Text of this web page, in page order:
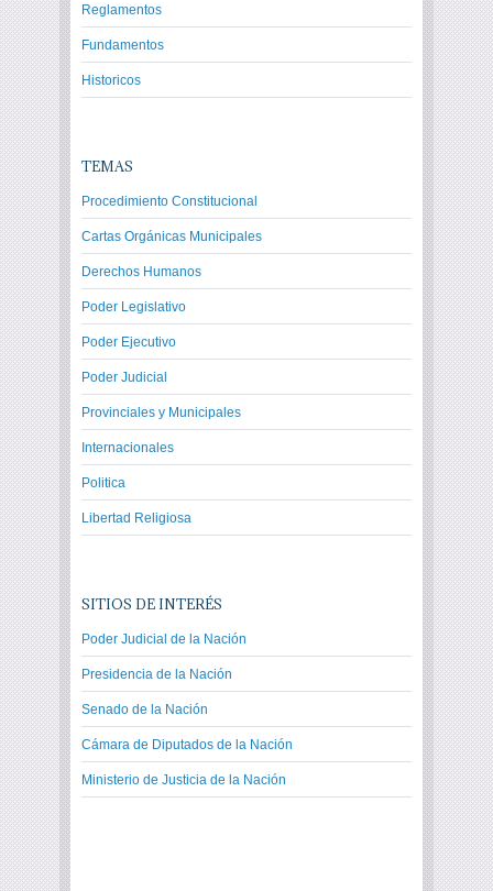
Reglamentos
Fundamentos
Historicos
TEMAS
Procedimiento Constitucional
Cartas Orgánicas Municipales
Derechos Humanos
Poder Legislativo
Poder Ejecutivo
Poder Judicial
Provinciales y Municipales
Internacionales
Politica
Libertad Religiosa
SITIOS DE INTERÉS
Poder Judicial de la Nación
Presidencia de la Nación
Senado de la Nación
Cámara de Diputados de la Nación
Ministerio de Justicia de la Nación